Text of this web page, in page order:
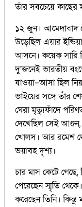
তাঁর সবচেয়ে কাছের
১২ জুন। আমেদাবাদ
উড়েছিল এয়ার
আসনে। কয়েক সারি
দু’জনেই ভারতীয়
যাওয়া–আসা ছিল
ভাইয়ের সঙ্গে তাঁর
ঘেরা মৃত্যুফাঁদে
দেখেছিল সেই আগুন,
খোলস। আর রমেশ
ভয়াবহ দৃশ্য।
চার মাস কেটে
পেরেছেন স্মৃতি
করেছেন তিনি।